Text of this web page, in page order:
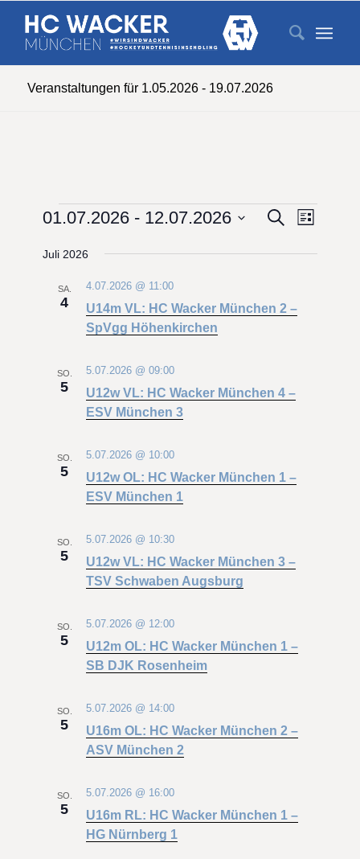
Veranstaltungen für 1.05.2026 - 19.07.2026
Veranstaltungen Suche
Liste
01.07.2026 - 12.07.2026
wählen.
Juli 2026
SA.
4
U14m VL: HC Wacker München 2 –
SpVgg Höhenkirchen
4.07.2026 @ 11:00
SO.
5
U12w VL: HC Wacker München 4 –
ESV München 3
5.07.2026 @ 09:00
SO.
5
U12w OL: HC Wacker München 1 –
ESV München 1
5.07.2026 @ 10:00
SO.
5
U12w VL: HC Wacker München 3 –
TSV Schwaben Augsburg
5.07.2026 @ 10:30
SO.
5
U12m OL: HC Wacker München 1 –
SB DJK Rosenheim
5.07.2026 @ 12:00
SO.
5
U16m OL: HC Wacker München 2 –
ASV München 2
5.07.2026 @ 14:00
SO.
5
U16m RL: HC Wacker München 1 –
HG Nürnberg 1
5.07.2026 @ 16:00